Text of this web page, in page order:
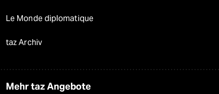
Le Monde diplomatique
taz Archiv
Mehr taz Angebote